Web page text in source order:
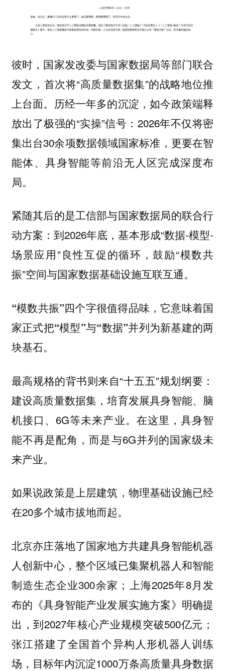
彼时，国家发改委与国家数据局等部门联合
发文，首次将“高质量数据集”的战略地位推
上台面。历经一年多的沉淀，如今政策端释
放出了极强的“实操”信号：2026年不仅将密
集出台30余项数据领域国家标准，更要在智
能体、具身智能等前沿无人区完成深度布
局。
紧随其后的是工信部与国家数据局的联合行
动方案：到2026年底，基本形成“数据-模型-
场景应用”良性互促的循环，鼓励“模数共
振”空间与国家数据基础设施互联互通。
“模数共振”四个字很值得品味，它意味着国
家正式把“模型”与“数据”并列为新基建的两
块基石。
最高规格的背书则来自“十五五”规划纲要：
建设高质量数据集，培育发展具身智能、脑
机接口、6G等未来产业。在这里，具身智
能不再是配角，而是与6G并列的国家级未
来产业。
如果说政策是上层建筑，物理基础设施已经
在20多个城市拔地而起。
北京亦庄落地了国家地方共建具身智能机器
人创新中心，整个区域已集聚机器人和智能
制造生态企业300余家；上海2025年8月发
布的《具身智能产业发展实施方案》明确提
出，到2027年核心产业规模突破500亿元；
张江搭建了全国首个异构人形机器人训练
场，目标年内沉淀1000万条高质量具身数据